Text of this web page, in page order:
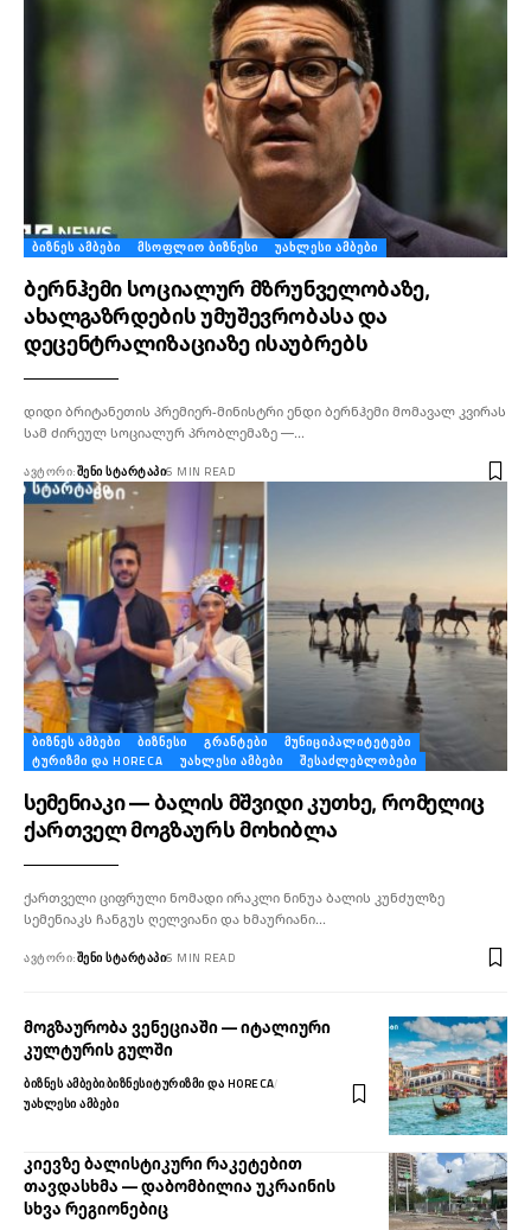
ᲑᲘᲖᲜᲔᲡ ᲐᲛᲑᲔᲑᲘ ᲛᲡᲝᲤᲚᲘᲝ ᲑᲘᲖᲜᲔᲡᲘ ᲣᲐᲮᲚᲔᲡᲘ ᲐᲛᲑᲔᲑᲘ
ბერნჰემი სოციალურ მზრუნველობაზე,
ახალგაზრდების უმუშევრობასა და
დეცენტრალიზაციაზე ისაუბრებს
დიდი ბრიტანეთის პრემიერ-მინისტრი ენდი ბერნჰემი მომავალ კვირას
სამ ძირეულ სოციალურ პრობლემაზე —…
ᲐᲕᲢᲝᲠᲘ:ᲨᲔᲜᲘ ᲡᲢᲐᲠᲢᲐᲞᲘ6 MIN READ
ᲑᲘᲖᲜᲔᲡ ᲐᲛᲑᲔᲑᲘ ᲑᲘᲖᲜᲔᲡᲘ ᲒᲠᲐᲜᲢᲔᲑᲘ
ᲛᲣᲜᲘᲪᲘᲞᲐᲚᲘᲢᲔᲢᲔᲑᲘ
ᲢᲣᲠᲘᲖᲛᲘ ᲓᲐ HORECA
ᲣᲐᲮᲚᲔᲡᲘ ᲐᲛᲑᲔᲑᲘ ᲨᲔᲡᲐᲫᲚᲔᲑᲚᲝᲑᲔᲑᲘ
სემენიაკი — ბალის მშვიდი კუთხე, რომელიც
ქართველ მოგზაურს მოხიბლა
ქართველი ციფრული ნომადი ირაკლი ნინუა ბალის კუნძულზე
სემენიაკს ჩანგუს ღელვიანი და ხმაურიანი…
ᲐᲕᲢᲝᲠᲘ:ᲨᲔᲜᲘ ᲡᲢᲐᲠᲢᲐᲞᲘ6 MIN READ
მოგზაურობა ვენეციაში — იტალიური
კულტურის გულში
ᲑᲘᲖᲜᲔᲡ ᲐᲛᲑᲔᲑᲘᲑᲘᲖᲜᲔᲡᲘᲢᲣᲠᲘᲖᲛᲘ ᲓᲐ HORECA
ᲣᲐᲮᲚᲔᲡᲘ ᲐᲛᲑᲔᲑᲘ
კიევზე ბალისტიკური რაკეტებით
თავდასხმა — დაბომბილია უკრაინის
სხვა რეგიონებიც